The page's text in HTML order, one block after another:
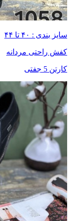
سایز بندی : ۴۰ تا ۴۴
کفش راحتی مردانه
کارتن 5 جفتی